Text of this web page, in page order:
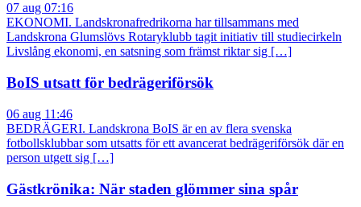
07 aug 07:16
EKONOMI. Landskronafredrikorna har tillsammans med
Landskrona Glumslövs Rotaryklubb tagit initiativ till studiecirkeln
Livslång ekonomi, en satsning som främst riktar sig […]
BoIS utsatt för bedrägeriförsök
06 aug 11:46
BEDRÄGERI. Landskrona BoIS är en av flera svenska
fotbollsklubbar som utsatts för ett avancerat bedrägeriförsök där en
person utgett sig […]
Gästkrönika: När staden glömmer sina spår